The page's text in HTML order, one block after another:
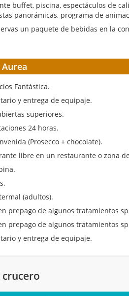
buffet, piscina, espectáculos de
panorámicas, programa de
un paquete de bebidas en la
Fantástica.
y entrega de equipaje.
superiores.
24 horas.
(Prosecco + chocolate).
libre en un restaurante o zona
(adultos).
prepago de algunos tratamientos
prepago de algunos tratamientos
y entrega de equipaje.